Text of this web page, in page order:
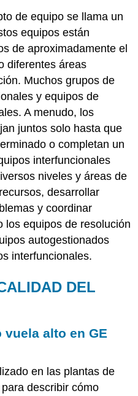
de equipo se llama un
equipos están
de aproximadamente el
diferentes áreas
Muchos grupos de
y equipos de
A menudo, los
juntos solo hasta que
o completan un
interfuncionales
niveles y áreas de
desarrollar
y coordinar
los equipos de resolución
autogestionados
interfuncionales.
DEL
vuela alto en GE
en las plantas de
describir cómo